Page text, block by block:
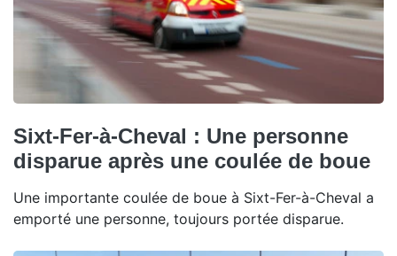
Sixt-Fer-à-Cheval : Une personne
disparue après une coulée de boue
Une importante coulée de boue à Sixt-Fer-à-Cheval a
emporté une personne, toujours portée disparue.